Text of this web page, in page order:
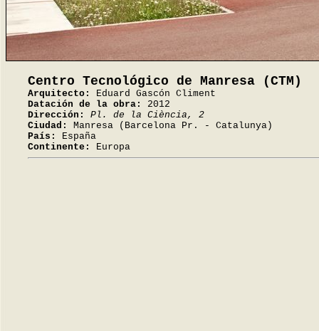
Centro Tecnológico de Manresa (CTM)
Arquitecto:
Eduard Gascón Climent
Datación de la obra:
2012
Dirección:
Pl. de la Ciència, 2
Ciudad:
Manresa (Barcelona Pr. - Catalunya)
País:
España
Continente:
Europa